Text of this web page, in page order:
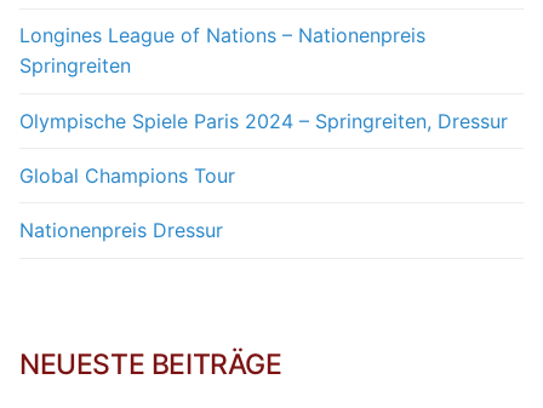
Longines League of Nations – Nationenpreis
Springreiten
Olympische Spiele Paris 2024 – Springreiten, Dressur
Global Champions Tour
Nationenpreis Dressur
NEUESTE BEITRÄGE